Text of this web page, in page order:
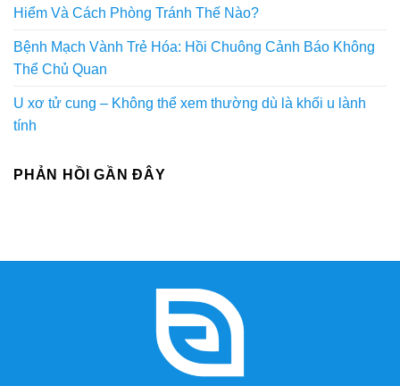
Hiểm Và Cách Phòng Tránh Thế Nào?
Bệnh Mạch Vành Trẻ Hóa: Hồi Chuông Cảnh Báo Không
Thể Chủ Quan
U xơ tử cung – Không thể xem thường dù là khối u lành
tính
PHẢN HỒI GẦN ĐÂY